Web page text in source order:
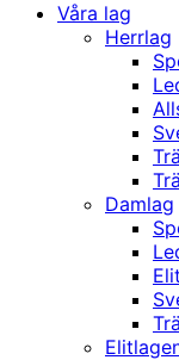
Våra lag
Herrlag
Damlag